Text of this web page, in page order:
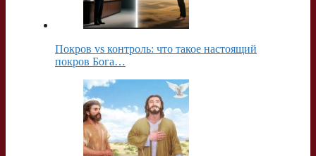
Покров vs контроль: что такое настоящий
покров Бога…